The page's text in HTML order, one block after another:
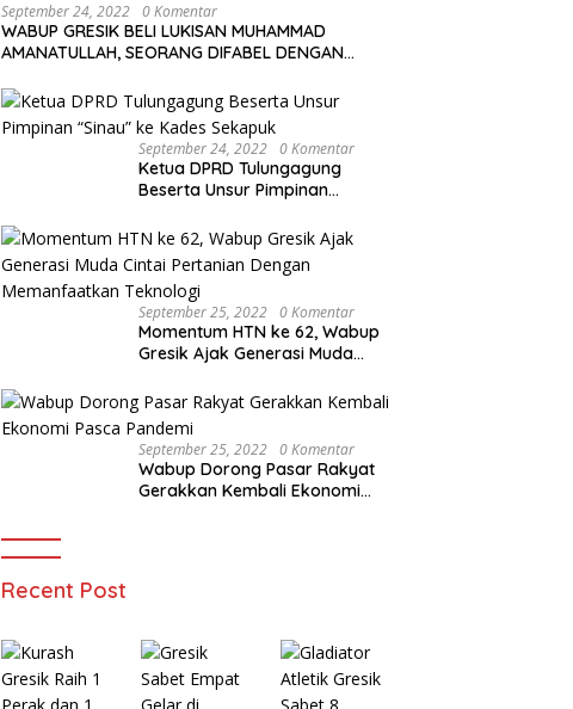
September 24, 2022 0 Komentar
WABUP GRESIK BELI LUKISAN MUHAMMAD
AMANATULLAH, SEORANG DIFABEL DENGAN
September 24, 2022 0 Komentar
Ketua DPRD Tulungagung
Beserta Unsur Pimpinan
September 25, 2022 0 Komentar
Momentum HTN ke 62, Wabup
Gresik Ajak Generasi Muda
Memanfaatkan Teknologi
September 25, 2022 0 Komentar
Wabup Dorong Pasar Rakyat
Gerakkan Kembali Ekonomi
Recent Post